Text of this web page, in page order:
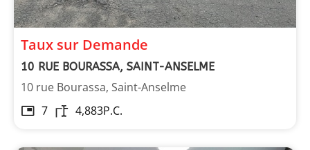
Taux sur Demande
10 RUE BOURASSA, SAINT-ANSELME
10 rue Bourassa, Saint-Anselme
7
4,883P.C.